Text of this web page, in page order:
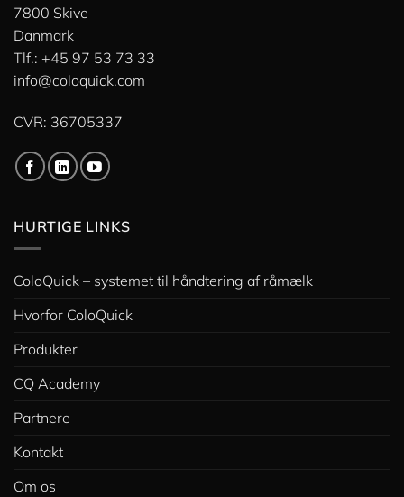
7800 Skive
Danmark
Tlf.: +45 97 53 73 33
info@coloquick.com
CVR: 36705337
HURTIGE LINKS
ColoQuick – systemet til håndtering af råmælk
Hvorfor ColoQuick
Produkter
CQ Academy
Partnere
Kontakt
Om os